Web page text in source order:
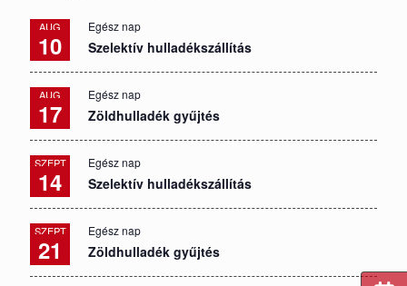
AUG
10
Egész nap
Szelektív hulladékszállítás
AUG
17
Egész nap
Zöldhulladék gyűjtés
SZEPT
14
Egész nap
Szelektív hulladékszállítás
SZEPT
21
Egész nap
Zöldhulladék gyűjtés